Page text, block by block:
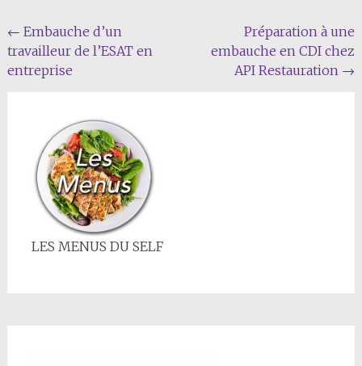
Navigation
de
l'article
← Embauche d’un
travailleur de l’ESAT en
entreprise
Préparation à une
embauche en CDI chez
API Restauration →
LES MENUS DU SELF